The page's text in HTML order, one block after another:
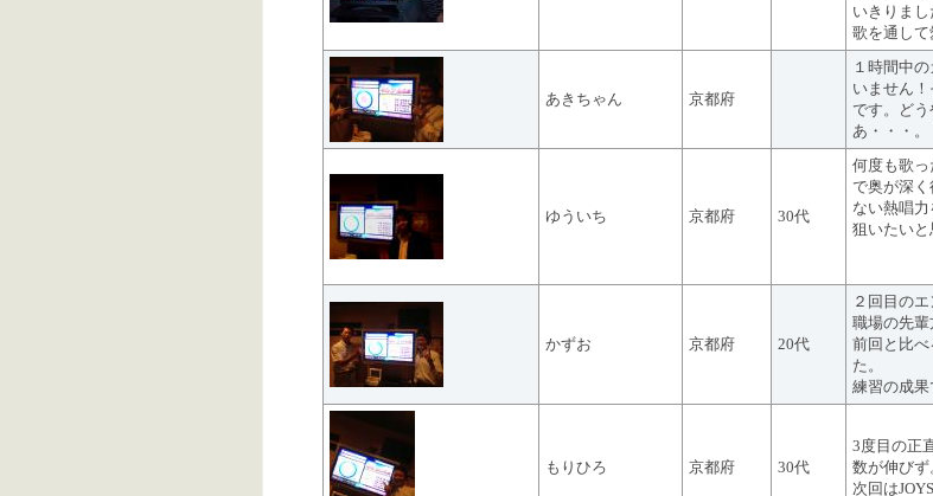
いきりまし
歌を通して
あきちゃん 京都府
１時間中
いません
です。ど
あ・・・。
ゆういち 京都府 30代
何度も歌っ
で奥が深く
ない熱唱
狙いたい
かずお 京都府 20代
２回目のエ
職場の先輩
前回と比
た。
練習の成果
もりひろ 京都府 30代
3度目の正
数が伸びず
次回は